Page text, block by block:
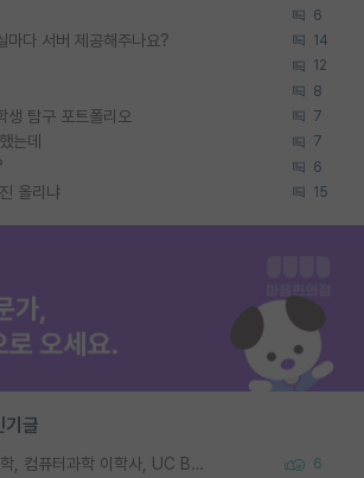
6
마다 서버 제공해주나요? 14
12
8
생 탐구 포트폴리오 7
는데 7
6
올리냐 15
기글
Korea University 수학, 컴퓨터과학 이학사, UC Berkeley 산업공학 대학원 공학박사가 되는 것은 쉽지 않겠죠? 6